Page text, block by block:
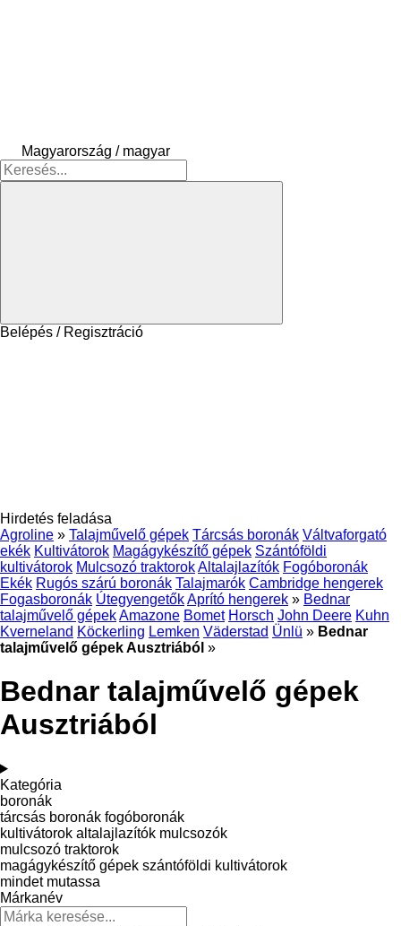
Magyarország / magyar
Belépés / Regisztráció
Hirdetés feladása
Agroline » Talajművelő gépek Tárcsás boronák Váltvaforgató
ekék Kultivátorok Magágykészítő gépek Szántóföldi
kultivátorok Mulcsozó traktorokAltalajlazítók Fogóboronák
Ekék Rugós szárú boronák Talajmarók Cambridge hengerek
Fogasboronák ÚtegyengetőkAprító hengerek » Bednar
talajművelő gépekAmazone Bomet Horsch John Deere Kuhn
Kverneland Köckerling Lemken Väderstad Ünlü » Bednar
talajművelő gépek Ausztriából »
Bednar talajművelő gépek
Ausztriából
Kategória
boronák
tárcsás boronák fogóboronák
kultivátorok altalajlazítók mulcsozók
mulcsozó traktorok
magágykészítő gépek szántóföldi kultivátorok
mindet mutassa
Márkanév